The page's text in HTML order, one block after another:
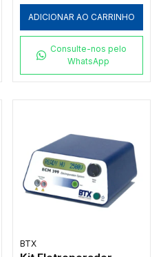
ADICIONAR AO CARRINHO
Consulte-nos pelo
WhatsApp
BTX